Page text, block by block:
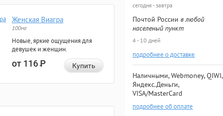
Женская Виагра
100мг
Новые, яркие ощущения для
девушек и женщин.
от 116Р Купить
сегодня - завтра
Почтой России в любой
населеный пункт
4 - 10 дней
подробнее о доставке
Наличными, Webmoney, QIWI,
Яндекс.Деньги,
VISA/MasterCard
подробнее об оплате